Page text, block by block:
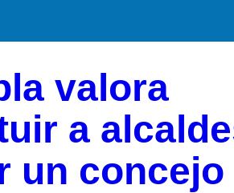
valora
a
un concejo